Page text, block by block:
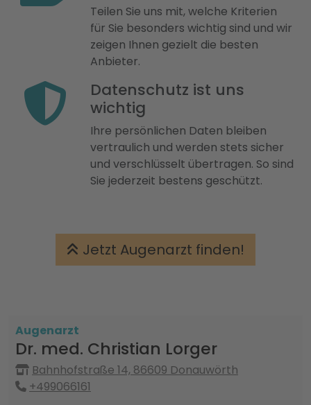
Teilen Sie uns mit, welche Kriterien
für Sie besonders wichtig sind und wir
zeigen Ihnen gezielt die besten
Anbieter.
Datenschutz ist uns
wichtig
Ihre persönlichen Daten bleiben
vertraulich und werden stets sicher
und verschlüsselt übertragen. So sind
Sie jederzeit bestens geschützt.
Jetzt Augenarzt finden!
Augenarzt
Dr. med. Christian Lorger
Bahnhofstraße 14, 86609 Donauwörth
+499066161